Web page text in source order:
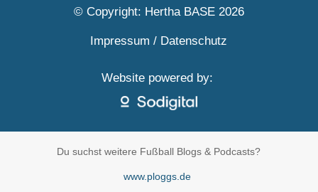
© Copyright: Hertha BASE 2026
Impressum / Datenschutz
Website powered by:
Du suchst weitere Fußball Blogs & Podcasts?
www.ploggs.de